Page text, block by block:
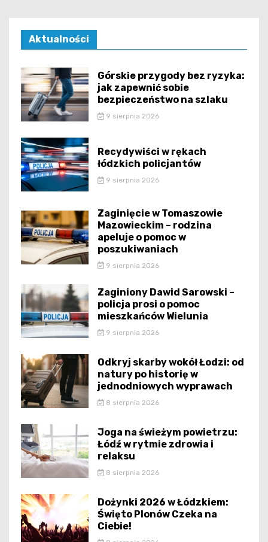
Aktualności
Górskie przygody bez ryzyka:
jak zapewnić sobie
bezpieczeństwo na szlaku
9 sierpnia 2026
Recydywiści w rękach
łódzkich policjantów
9 sierpnia 2026
Zaginięcie w Tomaszowie
Mazowieckim – rodzina
apeluje o pomoc w
poszukiwaniach
9 sierpnia 2026
Zaginiony Dawid Sarowski –
policja prosi o pomoc
mieszkańców Wielunia
9 sierpnia 2026
Odkryj skarby wokół Łodzi: od
natury po historię w
jednodniowych wyprawach
8 sierpnia 2026
Joga na świeżym powietrzu:
Łódź w rytmie zdrowia i
relaksu
8 sierpnia 2026
Dożynki 2026 w Łódzkiem:
Święto Plonów Czeka na
Ciebie!